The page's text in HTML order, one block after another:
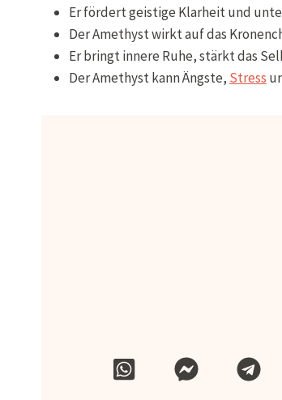
Er fördert geistige Klarheit und
Der Amethyst wirkt auf das
Er bringt innere Ruhe, stärkt das
Der Amethyst kann Ängste, Stress